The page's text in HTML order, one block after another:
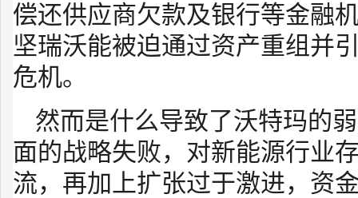
偿还供应商欠款及银行等金融
坚瑞沃能被迫通过资产重组并
危机。
然而是什么导致了沃特玛的
面的战略失败，对新能源行业
流，再加上扩张过于激进，资